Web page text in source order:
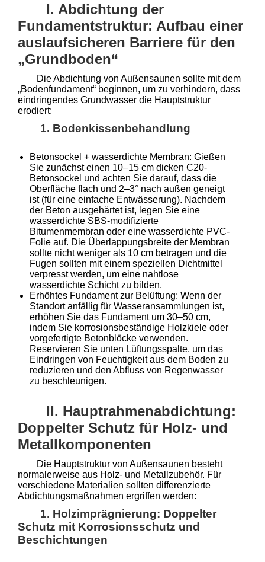
I. Abdichtung der
Fundamentstruktur: Aufbau einer
auslaufsicheren Barriere für den
„Grundboden“
Die Abdichtung von Außensaunen sollte mit dem
„Bodenfundament“ beginnen, um zu verhindern, dass
eindringendes Grundwasser die Hauptstruktur
erodiert:
1. Bodenkissenbehandlung
Betonsockel + wasserdichte Membran: Gießen
Sie zunächst einen 10–15 cm dicken C20-
Betonsockel und achten Sie darauf, dass die
Oberfläche flach und 2–3° nach außen geneigt
ist (für eine einfache Entwässerung). Nachdem
der Beton ausgehärtet ist, legen Sie eine
wasserdichte SBS-modifizierte
Bitumenmembran oder eine wasserdichte PVC-
Folie auf. Die Überlappungsbreite der Membran
sollte nicht weniger als 10 cm betragen und die
Fugen sollten mit einem speziellen Dichtmittel
verpresst werden, um eine nahtlose
wasserdichte Schicht zu bilden.
Erhöhtes Fundament zur Belüftung: Wenn der
Standort anfällig für Wasseransammlungen ist,
erhöhen Sie das Fundament um 30–50 cm,
indem Sie korrosionsbeständige Holzkiele oder
vorgefertigte Betonblöcke verwenden.
Reservieren Sie unten Lüftungsspalte, um das
Eindringen von Feuchtigkeit aus dem Boden zu
reduzieren und den Abfluss von Regenwasser
zu beschleunigen.
II. Hauptrahmenabdichtung:
Doppelter Schutz für Holz- und
Metallkomponenten
Die Hauptstruktur von Außensaunen besteht
normalerweise aus Holz- und Metallzubehör. Für
verschiedene Materialien sollten differenzierte
Abdichtungsmaßnahmen ergriffen werden:
1. Holzimprägnierung: Doppelter
Schutz mit Korrosionsschutz und
Beschichtungen